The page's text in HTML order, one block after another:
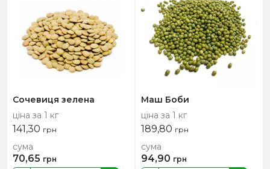
Сочевиця зелена
ціна за 1 кг
141,30 грн
сума
70,65 грн
Маш Боби
ціна за 1 кг
189,80 грн
сума
94,90 грн